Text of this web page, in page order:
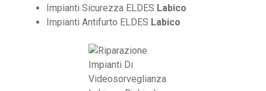
Impianti Sicurezza ELDES Labico
Impianti Antifurto ELDES Labico